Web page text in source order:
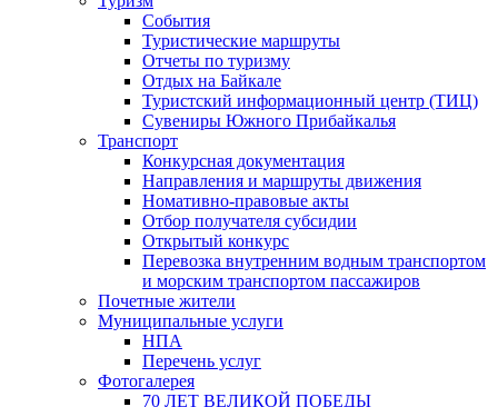
События
Туристические маршруты
Отчеты по туризму
Отдых на Байкале
Туристский информационный центр (ТИЦ)
Сувениры Южного Прибайкалья
Транспорт
Конкурсная документация
Направления и маршруты движения
Номативно-правовые акты
Отбор получателя субсидии
Открытый конкурс
Перевозка внутренним водным транспортом
и морским транспортом пассажиров
Почетные жители
Муниципальные услуги
НПА
Перечень услуг
Фотогалерея
70 ЛЕТ ВЕЛИКОЙ ПОБЕДЫ